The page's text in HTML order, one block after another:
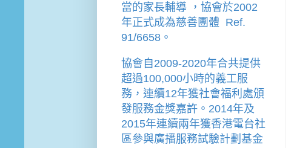
當的家長輔導
， 協會於2002
年正式成為慈善團體  Ref.
91/6658。
協會 自2009-2020年合共提供
超過100,000小時的義工服
務，連續12年獲社會福利處頒
發服務金獎嘉許。 2014年及
2015年連續兩年獲香港電台社
區參與廣播服務試驗計劃基金